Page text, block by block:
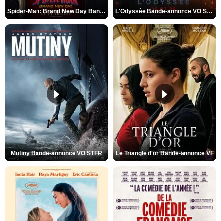
Spider-Man: Brand New Day Bande-annonce VO STFR L'Odyssée Bande-annonce VO STFR
Mutiny Bande-annonce VO STFR Le Triangle d'or Bande-annonce VF